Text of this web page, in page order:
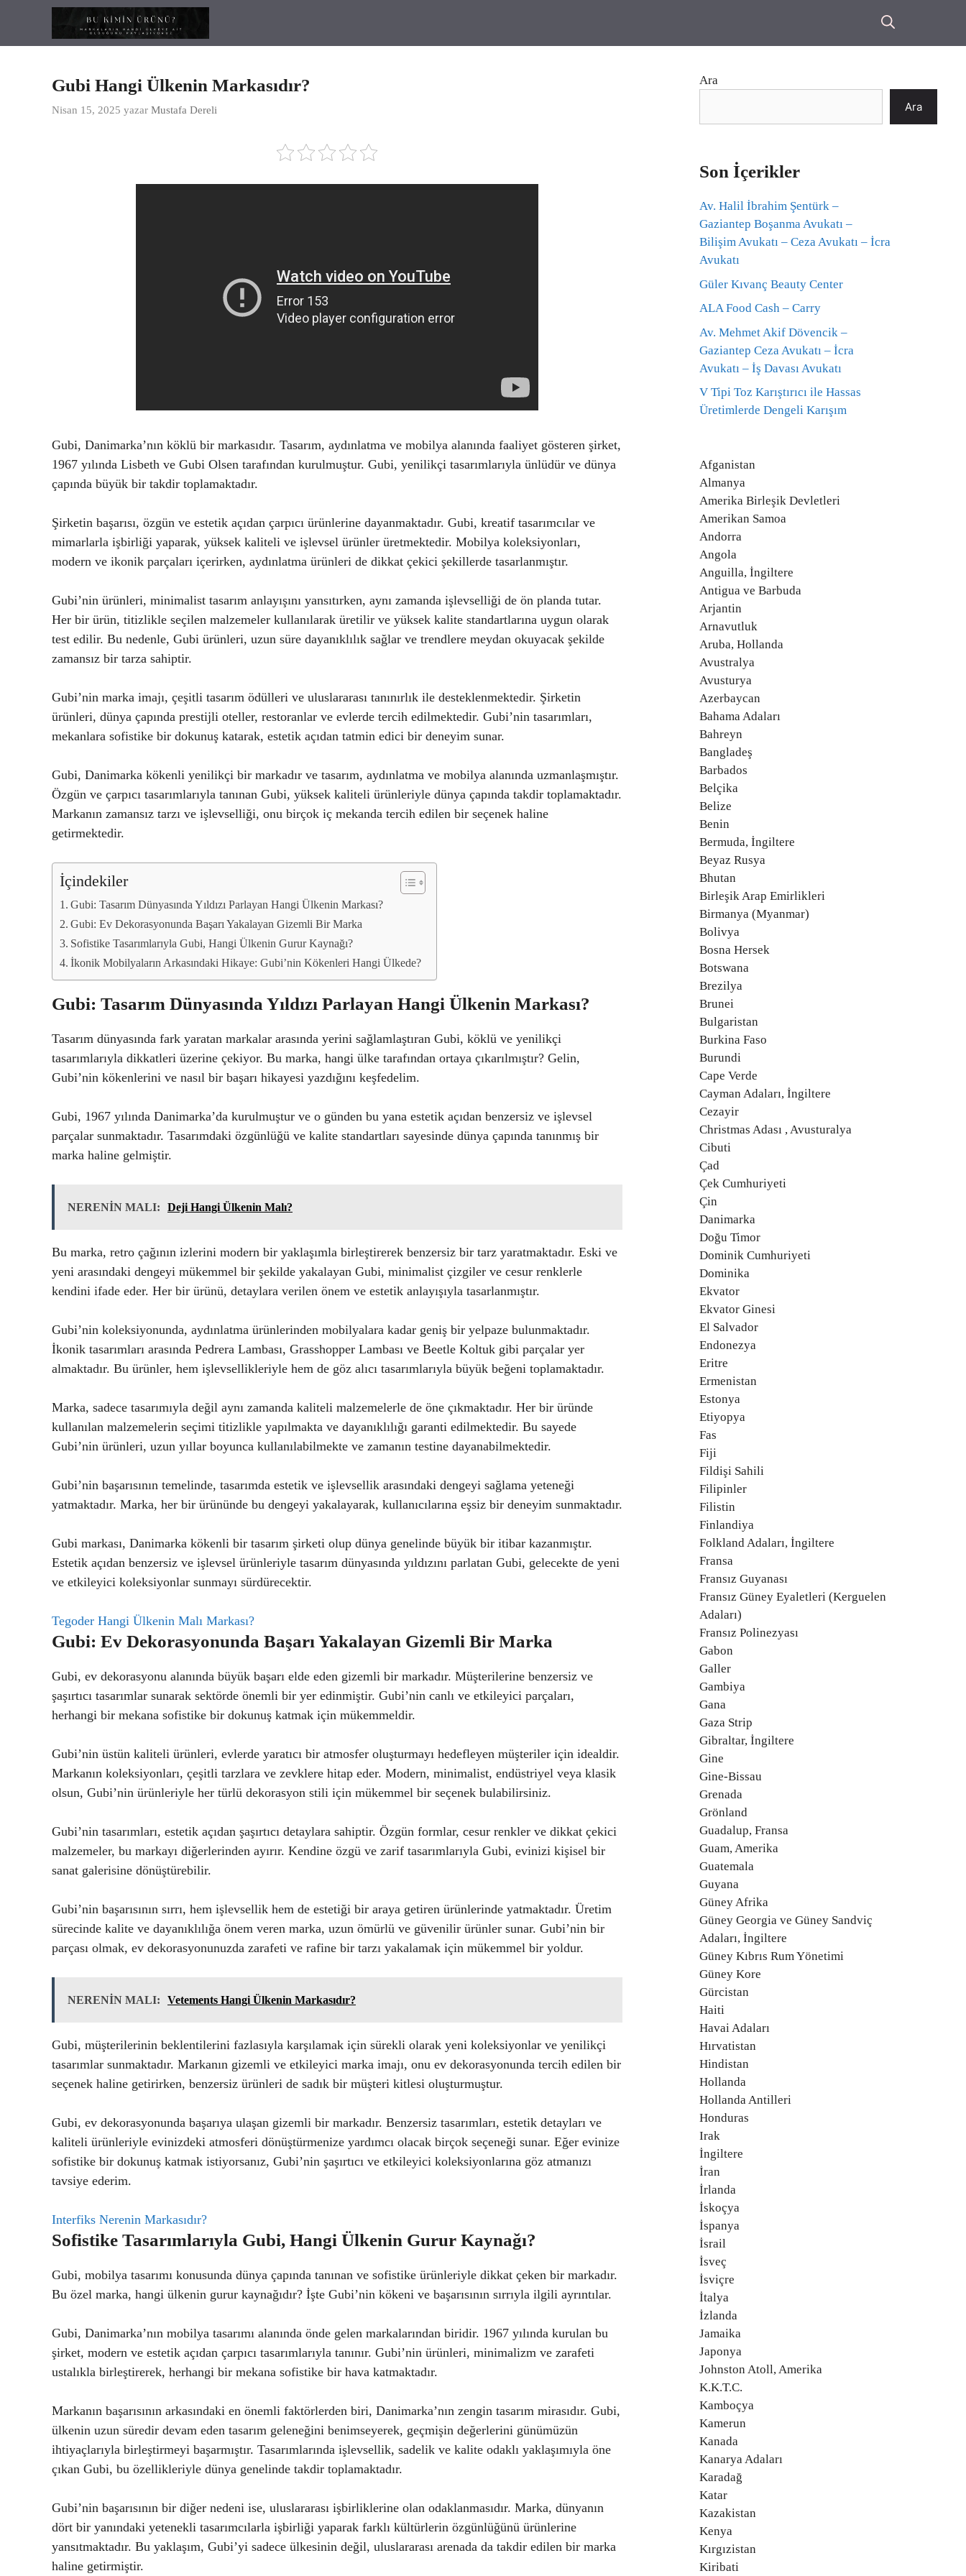
Gubi Hangi Ülkenin Markasıdır?
Nisan 15, 2025 yazar Mustafa Dereli
Gubi, Danimarka’nın köklü bir markasıdır. Tasarım, aydınlatma ve mobilya alanında faaliyet gösteren şirket,
1967 yılında Lisbeth ve Gubi Olsen tarafından kurulmuştur. Gubi, yenilikçi tasarımlarıyla ünlüdür ve dünya
çapında büyük bir takdir toplamaktadır.
Şirketin başarısı, özgün ve estetik açıdan çarpıcı ürünlerine dayanmaktadır. Gubi, kreatif tasarımcılar ve
mimarlarla işbirliği yaparak, yüksek kaliteli ve işlevsel ürünler üretmektedir. Mobilya koleksiyonları,
modern ve ikonik parçaları içerirken, aydınlatma ürünleri de dikkat çekici şekillerde tasarlanmıştır.
Gubi’nin ürünleri, minimalist tasarım anlayışını yansıtırken, aynı zamanda işlevselliği de ön planda tutar.
Her bir ürün, titizlikle seçilen malzemeler kullanılarak üretilir ve yüksek kalite standartlarına uygun olarak
test edilir. Bu nedenle, Gubi ürünleri, uzun süre dayanıklılık sağlar ve trendlere meydan okuyacak şekilde
zamansız bir tarza sahiptir.
Gubi’nin marka imajı, çeşitli tasarım ödülleri ve uluslararası tanınırlık ile desteklenmektedir. Şirketin
ürünleri, dünya çapında prestijli oteller, restoranlar ve evlerde tercih edilmektedir. Gubi’nin tasarımları,
mekanlara sofistike bir dokunuş katarak, estetik açıdan tatmin edici bir deneyim sunar.
Gubi, Danimarka kökenli yenilikçi bir markadır ve tasarım, aydınlatma ve mobilya alanında uzmanlaşmıştır.
Özgün ve çarpıcı tasarımlarıyla tanınan Gubi, yüksek kaliteli ürünleriyle dünya çapında takdir toplamaktadır.
Markanın zamansız tarzı ve işlevselliği, onu birçok iç mekanda tercih edilen bir seçenek haline
getirmektedir.
İçindekiler
Gubi: Tasarım Dünyasında Yıldızı Parlayan Hangi Ülkenin Markası?
Gubi: Ev Dekorasyonunda Başarı Yakalayan Gizemli Bir Marka
Sofistike Tasarımlarıyla Gubi, Hangi Ülkenin Gurur Kaynağı?
İkonik Mobilyaların Arkasındaki Hikaye: Gubi’nin Kökenleri Hangi Ülkede?
Gubi: Tasarım Dünyasında Yıldızı Parlayan Hangi Ülkenin Markası?
Tasarım dünyasında fark yaratan markalar arasında yerini sağlamlaştıran Gubi, köklü ve yenilikçi
tasarımlarıyla dikkatleri üzerine çekiyor. Bu marka, hangi ülke tarafından ortaya çıkarılmıştır? Gelin,
Gubi’nin kökenlerini ve nasıl bir başarı hikayesi yazdığını keşfedelim.
Gubi, 1967 yılında Danimarka’da kurulmuştur ve o günden bu yana estetik açıdan benzersiz ve işlevsel
parçalar sunmaktadır. Tasarımdaki özgünlüğü ve kalite standartları sayesinde dünya çapında tanınmış bir
marka haline gelmiştir.
NERENİN MALI: Deji Hangi Ülkenin Malı?
Bu marka, retro çağının izlerini modern bir yaklaşımla birleştirerek benzersiz bir tarz yaratmaktadır. Eski ve
yeni arasındaki dengeyi mükemmel bir şekilde yakalayan Gubi, minimalist çizgiler ve cesur renklerle
kendini ifade eder. Her bir ürünü, detaylara verilen önem ve estetik anlayışıyla tasarlanmıştır.
Gubi’nin koleksiyonunda, aydınlatma ürünlerinden mobilyalara kadar geniş bir yelpaze bulunmaktadır.
İkonik tasarımları arasında Pedrera Lambası, Grasshopper Lambası ve Beetle Koltuk gibi parçalar yer
almaktadır. Bu ürünler, hem işlevsellikleriyle hem de göz alıcı tasarımlarıyla büyük beğeni toplamaktadır.
Marka, sadece tasarımıyla değil aynı zamanda kaliteli malzemelerle de öne çıkmaktadır. Her bir üründe
kullanılan malzemelerin seçimi titizlikle yapılmakta ve dayanıklılığı garanti edilmektedir. Bu sayede
Gubi’nin ürünleri, uzun yıllar boyunca kullanılabilmekte ve zamanın testine dayanabilmektedir.
Gubi’nin başarısının temelinde, tasarımda estetik ve işlevsellik arasındaki dengeyi sağlama yeteneği
yatmaktadır. Marka, her bir ürününde bu dengeyi yakalayarak, kullanıcılarına eşsiz bir deneyim sunmaktadır.
Gubi markası, Danimarka kökenli bir tasarım şirketi olup dünya genelinde büyük bir itibar kazanmıştır.
Estetik açıdan benzersiz ve işlevsel ürünleriyle tasarım dünyasında yıldızını parlatan Gubi, gelecekte de yeni
ve etkileyici koleksiyonlar sunmayı sürdürecektir.
Tegoder Hangi Ülkenin Malı Markası?
Gubi: Ev Dekorasyonunda Başarı Yakalayan Gizemli Bir Marka
Gubi, ev dekorasyonu alanında büyük başarı elde eden gizemli bir markadır. Müşterilerine benzersiz ve
şaşırtıcı tasarımlar sunarak sektörde önemli bir yer edinmiştir. Gubi’nin canlı ve etkileyici parçaları,
herhangi bir mekana sofistike bir dokunuş katmak için mükemmeldir.
Gubi’nin üstün kaliteli ürünleri, evlerde yaratıcı bir atmosfer oluşturmayı hedefleyen müşteriler için idealdir.
Markanın koleksiyonları, çeşitli tarzlara ve zevklere hitap eder. Modern, minimalist, endüstriyel veya klasik
olsun, Gubi’nin ürünleriyle her türlü dekorasyon stili için mükemmel bir seçenek bulabilirsiniz.
Gubi’nin tasarımları, estetik açıdan şaşırtıcı detaylara sahiptir. Özgün formlar, cesur renkler ve dikkat çekici
malzemeler, bu markayı diğerlerinden ayırır. Kendine özgü ve zarif tasarımlarıyla Gubi, evinizi kişisel bir
sanat galerisine dönüştürebilir.
Gubi’nin başarısının sırrı, hem işlevsellik hem de estetiği bir araya getiren ürünlerinde yatmaktadır. Üretim
sürecinde kalite ve dayanıklılığa önem veren marka, uzun ömürlü ve güvenilir ürünler sunar. Gubi’nin bir
parçası olmak, ev dekorasyonunuzda zarafeti ve rafine bir tarzı yakalamak için mükemmel bir yoldur.
NERENİN MALI: Vetements Hangi Ülkenin Markasıdır?
Gubi, müşterilerinin beklentilerini fazlasıyla karşılamak için sürekli olarak yeni koleksiyonlar ve yenilikçi
tasarımlar sunmaktadır. Markanın gizemli ve etkileyici marka imajı, onu ev dekorasyonunda tercih edilen bir
seçenek haline getirirken, benzersiz ürünleri de sadık bir müşteri kitlesi oluşturmuştur.
Gubi, ev dekorasyonunda başarıya ulaşan gizemli bir markadır. Benzersiz tasarımları, estetik detayları ve
kaliteli ürünleriyle evinizdeki atmosferi dönüştürmenize yardımcı olacak birçok seçeneği sunar. Eğer evinize
sofistike bir dokunuş katmak istiyorsanız, Gubi’nin şaşırtıcı ve etkileyici koleksiyonlarına göz atmanızı
tavsiye ederim.
Interfiks Nerenin Markasıdır?
Sofistike Tasarımlarıyla Gubi, Hangi Ülkenin Gurur Kaynağı?
Gubi, mobilya tasarımı konusunda dünya çapında tanınan ve sofistike ürünleriyle dikkat çeken bir markadır.
Bu özel marka, hangi ülkenin gurur kaynağıdır? İşte Gubi’nin kökeni ve başarısının sırrıyla ilgili ayrıntılar.
Gubi, Danimarka’nın mobilya tasarımı alanında önde gelen markalarından biridir. 1967 yılında kurulan bu
şirket, modern ve estetik açıdan çarpıcı tasarımlarıyla tanınır. Gubi’nin ürünleri, minimalizm ve zarafeti
ustalıkla birleştirerek, herhangi bir mekana sofistike bir hava katmaktadır.
Markanın başarısının arkasındaki en önemli faktörlerden biri, Danimarka’nın zengin tasarım mirasıdır. Gubi,
ülkenin uzun süredir devam eden tasarım geleneğini benimseyerek, geçmişin değerlerini günümüzün
ihtiyaçlarıyla birleştirmeyi başarmıştır. Tasarımlarında işlevsellik, sadelik ve kalite odaklı yaklaşımıyla öne
çıkan Gubi, bu özellikleriyle dünya genelinde takdir toplamaktadır.
Gubi’nin başarısının bir diğer nedeni ise, uluslararası işbirliklerine olan odaklanmasıdır. Marka, dünyanın
dört bir yanındaki yetenekli tasarımcılarla işbirliği yaparak farklı kültürlerin özgünlüğünü ürünlerine
yansıtmaktadır. Bu yaklaşım, Gubi’yi sadece ülkesinin değil, uluslararası arenada da takdir edilen bir marka
haline getirmiştir.
Ara
Ara
Son İçerikler
Av. Halil İbrahim Şentürk –
Gaziantep Boşanma Avukatı –
Bilişim Avukatı – Ceza Avukatı – İcra
Avukatı
Güler Kıvanç Beauty Center
ALA Food Cash – Carry
Av. Mehmet Akif Dövencik –
Gaziantep Ceza Avukatı – İcra
Avukatı – İş Davası Avukatı
V Tipi Toz Karıştırıcı ile Hassas
Üretimlerde Dengeli Karışım
Afganistan
Almanya
Amerika Birleşik Devletleri
Amerikan Samoa
Andorra
Angola
Anguilla, İngiltere
Antigua ve Barbuda
Arjantin
Arnavutluk
Aruba, Hollanda
Avustralya
Avusturya
Azerbaycan
Bahama Adaları
Bahreyn
Bangladeş
Barbados
Belçika
Belize
Benin
Bermuda, İngiltere
Beyaz Rusya
Bhutan
Birleşik Arap Emirlikleri
Birmanya (Myanmar)
Bolivya
Bosna Hersek
Botswana
Brezilya
Brunei
Bulgaristan
Burkina Faso
Burundi
Cape Verde
Cayman Adaları, İngiltere
Cezayir
Christmas Adası , Avusturalya
Cibuti
Çad
Çek Cumhuriyeti
Çin
Danimarka
Doğu Timor
Dominik Cumhuriyeti
Dominika
Ekvator
Ekvator Ginesi
El Salvador
Endonezya
Eritre
Ermenistan
Estonya
Etiyopya
Fas
Fiji
Fildişi Sahili
Filipinler
Filistin
Finlandiya
Folkland Adaları, İngiltere
Fransa
Fransız Guyanası
Fransız Güney Eyaletleri (Kerguelen
Adaları)
Fransız Polinezyası
Gabon
Galler
Gambiya
Gana
Gaza Strip
Gibraltar, İngiltere
Gine
Gine-Bissau
Grenada
Grönland
Guadalup, Fransa
Guam, Amerika
Guatemala
Guyana
Güney Afrika
Güney Georgia ve Güney Sandviç
Adaları, İngiltere
Güney Kıbrıs Rum Yönetimi
Güney Kore
Gürcistan
Haiti
Havai Adaları
Hırvatistan
Hindistan
Hollanda
Hollanda Antilleri
Honduras
Irak
İngiltere
İran
İrlanda
İskoçya
İspanya
İsrail
İsveç
İsviçre
İtalya
İzlanda
Jamaika
Japonya
Johnston Atoll, Amerika
K.K.T.C.
Kamboçya
Kamerun
Kanada
Kanarya Adaları
Karadağ
Katar
Kazakistan
Kenya
Kırgızistan
Kiribati